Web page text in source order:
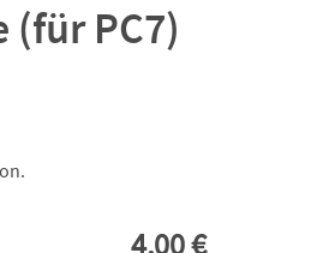
(für PC7)
4,00 €